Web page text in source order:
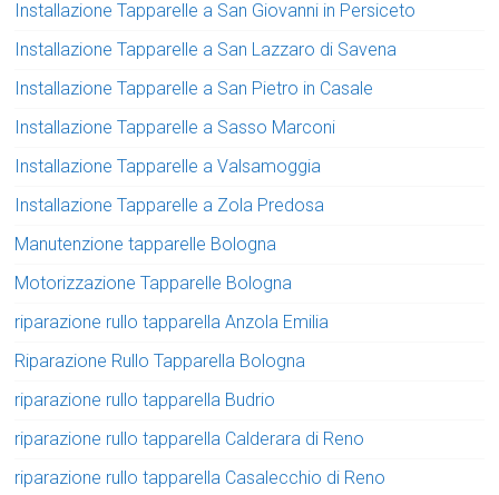
Installazione Tapparelle a San Giovanni in Persiceto
Installazione Tapparelle a San Lazzaro di Savena
Installazione Tapparelle a San Pietro in Casale
Installazione Tapparelle a Sasso Marconi
Installazione Tapparelle a Valsamoggia
Installazione Tapparelle a Zola Predosa
Manutenzione tapparelle Bologna
Motorizzazione Tapparelle Bologna
riparazione rullo tapparella Anzola Emilia
Riparazione Rullo Tapparella Bologna
riparazione rullo tapparella Budrio
riparazione rullo tapparella Calderara di Reno
riparazione rullo tapparella Casalecchio di Reno